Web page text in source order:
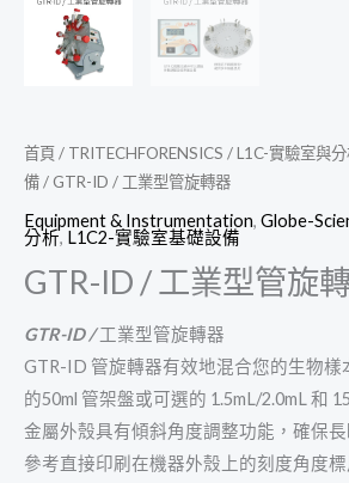
首頁/ TRITECHFORENSICS /L1C-實驗室與
備/ GTR-ID / 工業型管旋轉器
Equipment & Instrumentation, Globe-
分析, L1C2-實驗室基礎設備
GTR-ID / 工業型管旋
GTR-ID /工業型管旋轉器
GTR-ID 管旋轉器有效地混合您的生物樣
的50ml 管架盤或可選的 1.5mL/2.0mL 和
金屬外殼具有傾斜角度調整功能，確保
參考直接印刷在機器外殼上的刻度角度